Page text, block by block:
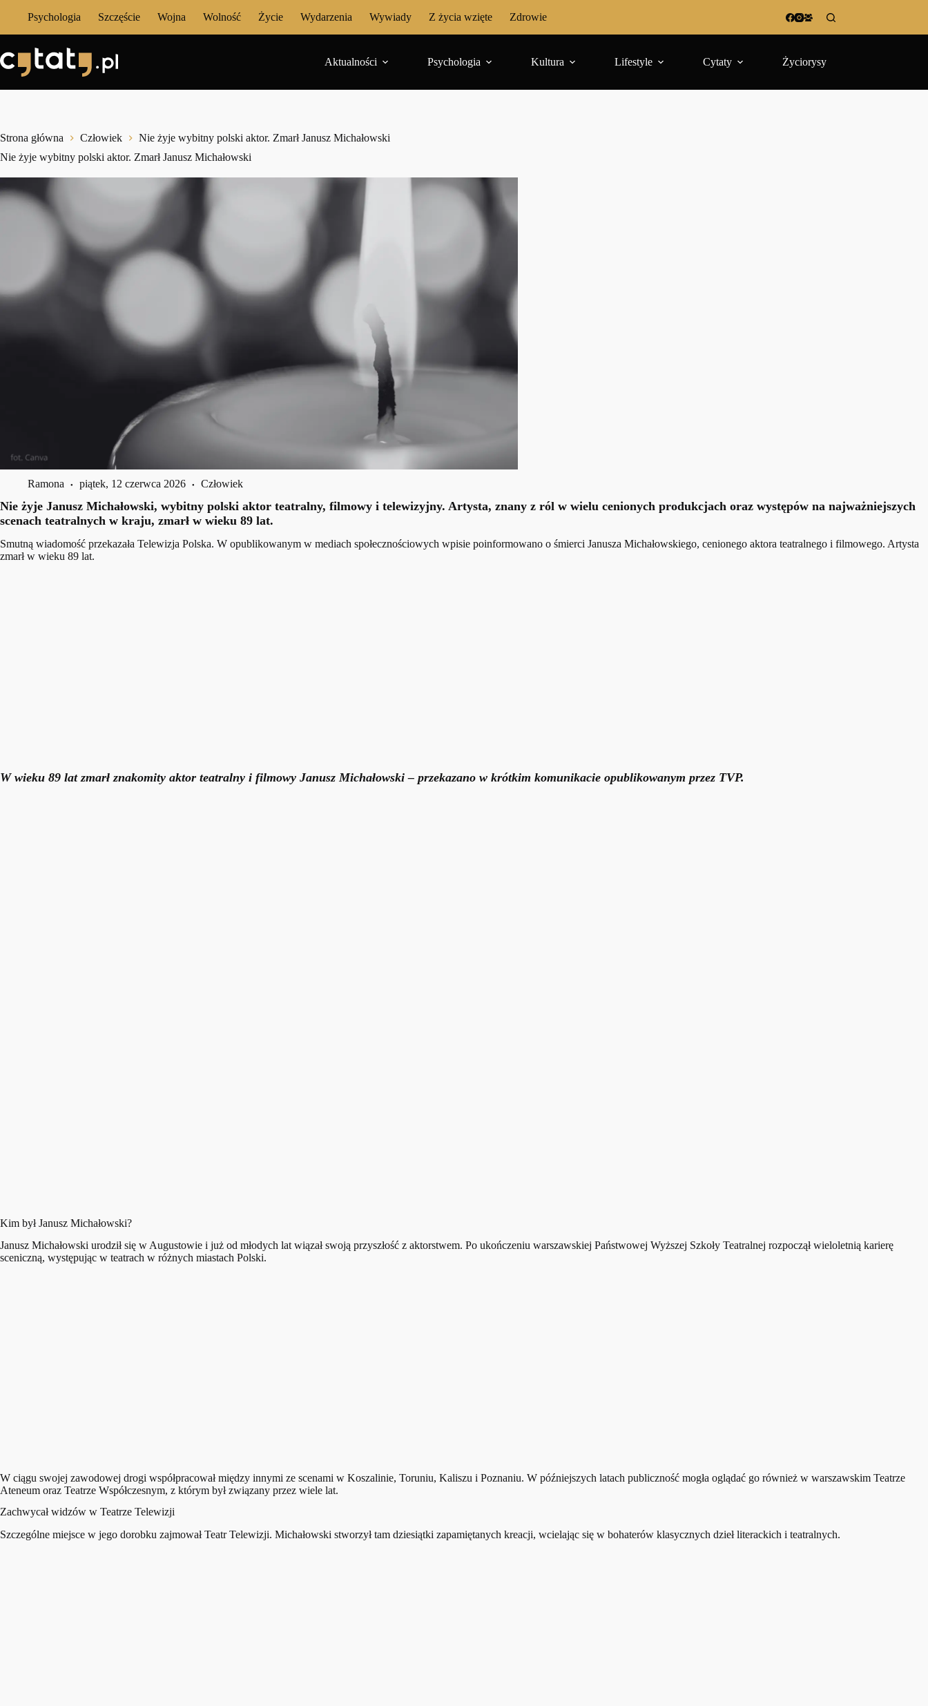
Psychologia Szczęście Wojna Wolność Życie Wydarzenia Wywiady Z życia wzięte Zdrowie
Aktualności Psychologia Kultura Lifestyle Cytaty Życiorysy
Strona główna Człowiek
Nie żyje wybitny polski aktor. Zmarł Janusz Michałowski
Nie żyje wybitny polski aktor. Zmarł Janusz Michałowski
Ramona piątek, 12 czerwca 2026 Człowiek
Nie żyje Janusz Michałowski, wybitny polski aktor teatralny, filmowy i telewizyjny. Artysta, znany z ról w wielu cenionych produkcjach oraz występów na najważniejszych
scenach teatralnych w kraju, zmarł w wieku 89 lat.
Smutną wiadomość przekazała Telewizja Polska. W opublikowanym w mediach społecznościowych wpisie poinformowano o śmierci Janusza Michałowskiego, cenionego aktora teatralnego i filmowego. Artysta
zmarł w wieku 89 lat.
W wieku 89 lat zmarł znakomity aktor teatralny i filmowy Janusz Michałowski – przekazano w krótkim komunikacie opublikowanym przez TVP.
Kim był Janusz Michałowski?
Janusz Michałowski urodził się w Augustowie i już od młodych lat wiązał swoją przyszłość z aktorstwem. Po ukończeniu warszawskiej Państwowej Wyższej Szkoły Teatralnej rozpoczął wieloletnią karierę
sceniczną, występując w teatrach w różnych miastach Polski.
W ciągu swojej zawodowej drogi współpracował między innymi ze scenami w Koszalinie, Toruniu, Kaliszu i Poznaniu. W późniejszych latach publiczność mogła oglądać go również w warszawskim Teatrze
Ateneum oraz Teatrze Współczesnym, z którym był związany przez wiele lat.
Zachwycał widzów w Teatrze Telewizji
Szczególne miejsce w jego dorobku zajmował Teatr Telewizji. Michałowski stworzył tam dziesiątki zapamiętanych kreacji, wcielając się w bohaterów klasycznych dzieł literackich i teatralnych.